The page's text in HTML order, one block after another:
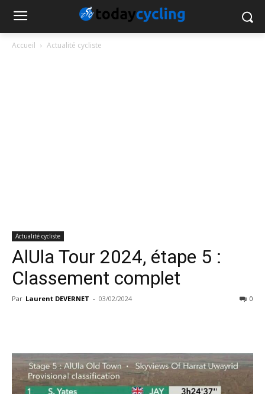
Accueil Actualité cycliste
Actualité cycliste
AlUla Tour 2024, étape 5 :
Classement complet
Par Laurent DEVERNET - 03/02/2024 0